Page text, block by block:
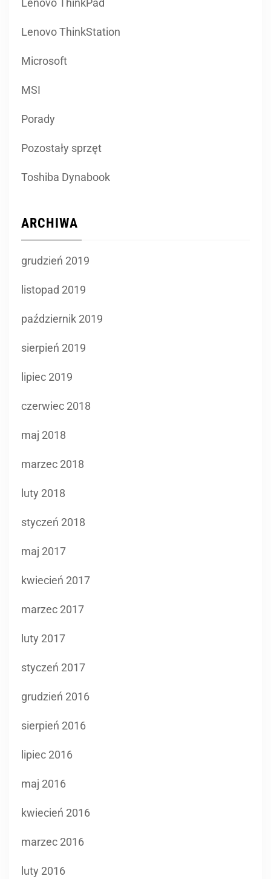
Lenovo ThinkPad
Lenovo ThinkStation
Microsoft
MSI
Porady
Pozostały sprzęt
Toshiba Dynabook
ARCHIWA
grudzień 2019
listopad 2019
październik 2019
sierpień 2019
lipiec 2019
czerwiec 2018
maj 2018
marzec 2018
luty 2018
styczeń 2018
maj 2017
kwiecień 2017
marzec 2017
luty 2017
styczeń 2017
grudzień 2016
sierpień 2016
lipiec 2016
maj 2016
kwiecień 2016
marzec 2016
luty 2016